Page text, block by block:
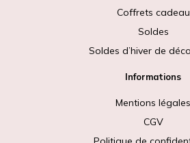
Coffrets cadeau
Soldes
Soldes d’hiver de
Informations
Mentions légales
CGV